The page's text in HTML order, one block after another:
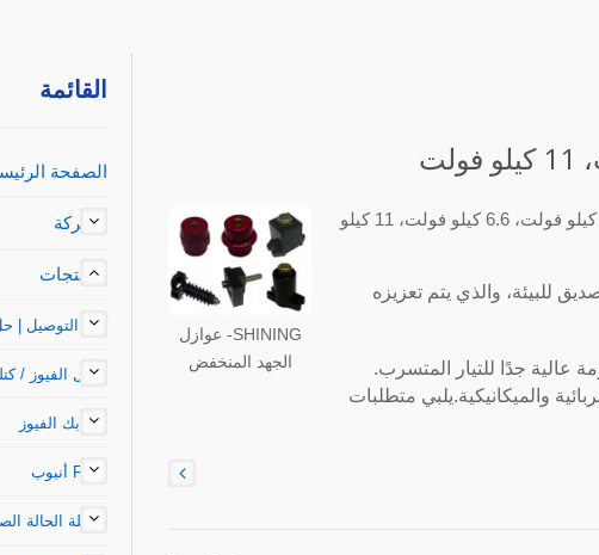
القائمة
الصفحة
الشركة
المنتجات
كتل التوصيل |
حامل الفيوز /
مشابك الفيوز
Fuse أنبوب
مرحلة الحالة
SHINING- عوازل
الجهد المنخفض
لديها Shining E&E 40 عامًا من الخبرة في تقديم عازل الجهد المنخفض للعملاء، 1.2 كيلو فولت، 6.6 كيلو فولت، 11 كيلو
للبيئة، والذي يتم تعزيزه
عالية جدًا للتيار المتسرب.
والميكانيكية.يلبي متطلبات